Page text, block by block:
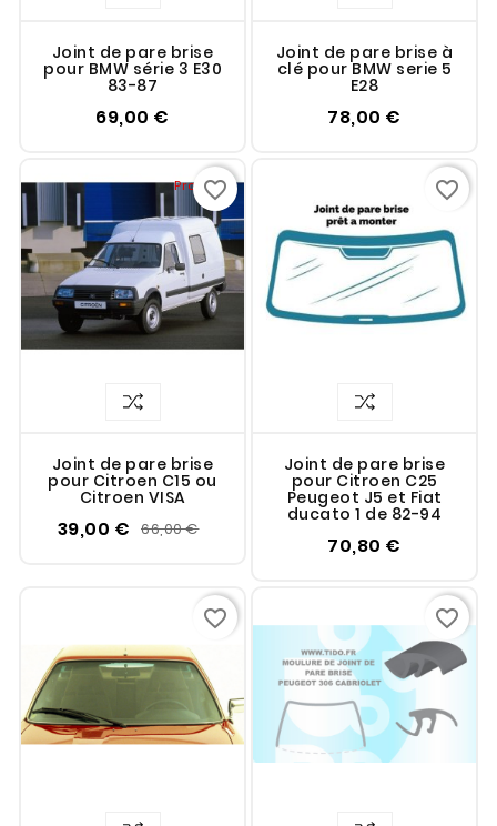
Joint de pare brise
pour BMW série 3 E30
83-87
69,00 €
Joint de pare brise à
clé pour BMW serie 5
E28
78,00 €
Promo !
Joint de pare brise
pour Citroen C15 ou
Citroen VISA
39,00 € 66,00 €
favorite_border
Joint de pare brise
pour Citroen C25
Peugeot J5 et Fiat
ducato 1 de 82-94
70,80 €
favorite_border
favorite_border favorite_border